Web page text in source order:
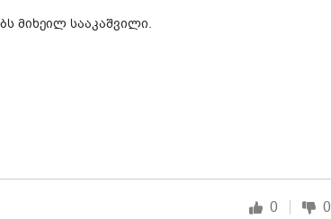
მიხეილ სააკაშვილი.
0 0